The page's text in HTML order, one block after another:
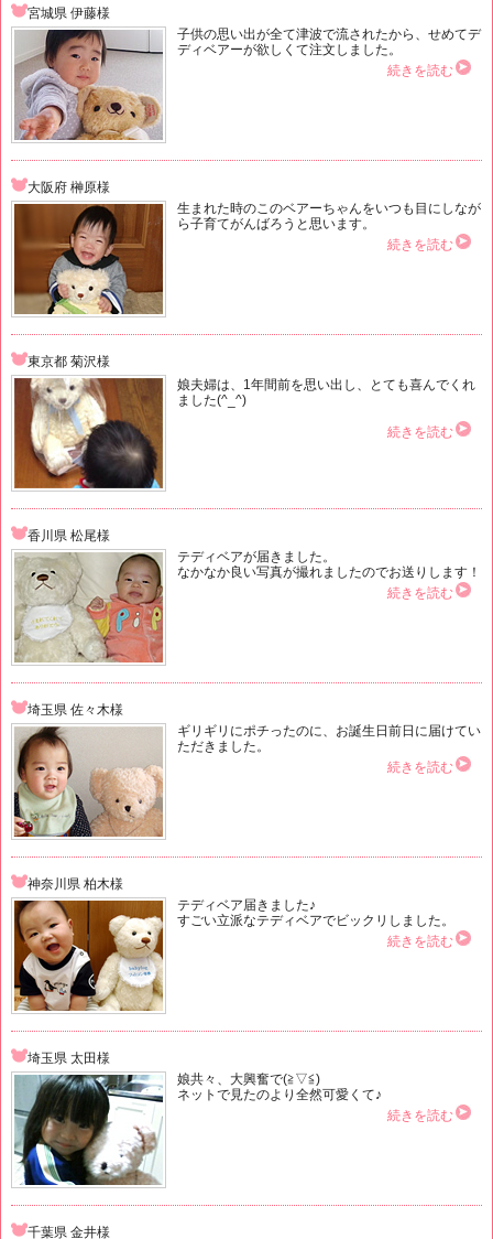
宮城県 伊藤様
子供の思い出が全て津波で流されたから、せめてデ
ディベアーが欲しくて注文しました。
続きを読む
大阪府 榊原様
生まれた時のこのベアーちゃんをいつも目にしなが
ら子育てがんばろうと思います。
続きを読む
東京都 菊沢様
娘夫婦は、1年間前を思い出し、とても喜んでくれ
ました(^_^)
続きを読む
香川県 松尾様
テディベアが届きました。
なかなか良い写真が撮れましたのでお送りします！
続きを読む
埼玉県 佐々木様
ギリギリにポチったのに、お誕生日前日に届けてい
ただきました。
続きを読む
神奈川県 柏木様
テディベア届きました♪
すごい立派なテディベアでビックリしました。
続きを読む
埼玉県 太田様
娘共々、大興奮で(≧▽≦)
ネットで見たのより全然可愛くて♪
続きを読む
千葉県 金井様